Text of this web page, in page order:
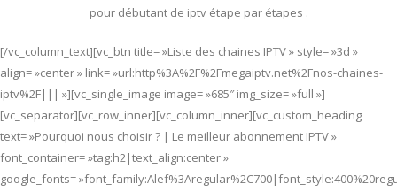
pour débutant de iptv étape par étapes .
[/vc_column_text][vc_btn title= »Liste des chaines IPTV » style= »3d »
align= »center » link= »url:http%3A%2F%2Fmegaiptv.net%2Fnos-chaines-
iptv%2F||| »][vc_single_image image= »685″ img_size= »full »]
[vc_separator][vc_row_inner][vc_column_inner][vc_custom_heading
text= »Pourquoi nous choisir ? | Le meilleur abonnement IPTV »
font_container= »tag:h2|text_align:center »
google_fonts=